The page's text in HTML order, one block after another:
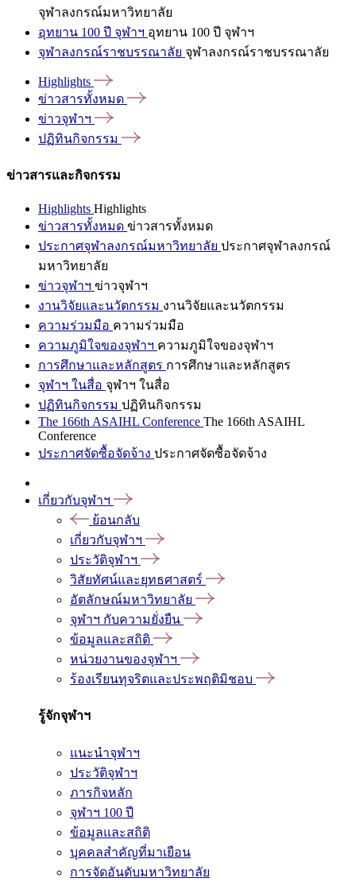
จุฬาลงกรณ์มหาวิทยาลัย
อุทยาน 100 ปี จุฬาฯ อุทยาน 100 ปี จุฬาฯ
จุฬาลงกรณ์ราชบรรณาลัย จุฬาลงกรณ์ราชบรรณาลัย
Highlights
ข่าวสารทั้งหมด
ข่าวจุฬาฯ
ปฏิทินกิจกรรม
ข่าวสารและกิจกรรม
Highlights Highlights
ข่าวสารทั้งหมด ข่าวสารทั้งหมด
ประกาศจุฬาลงกรณ์มหาวิทยาลัย ประกาศจุฬาลงกรณ์
มหาวิทยาลัย
ข่าวจุฬาฯ ข่าวจุฬาฯ
งานวิจัยและนวัตกรรม งานวิจัยและนวัตกรรม
ความร่วมมือ ความร่วมมือ
ความภูมิใจของจุฬาฯ ความภูมิใจของจุฬาฯ
การศึกษาและหลักสูตร การศึกษาและหลักสูตร
จุฬาฯ ในสื่อ จุฬาฯ ในสื่อ
ปฏิทินกิจกรรม ปฏิทินกิจกรรม
The 166th ASAIHL Conference The 166th ASAIHL
Conference
ประกาศจัดซื้อจัดจ้าง ประกาศจัดซื้อจัดจ้าง
เกี่ยวกับจุฬาฯ
ย้อนกลับ
เกี่ยวกับจุฬาฯ
ประวัติจุฬาฯ
วิสัยทัศน์และยุทธศาสตร์
อัตลักษณ์มหาวิทยาลัย
จุฬาฯ กับความยั่งยืน
ข้อมูลและสถิติ
หน่วยงานของจุฬาฯ
ร้องเรียนทุจริตและประพฤติมิชอบ
รู้จักจุฬาฯ
แนะนำจุฬาฯ
ประวัติจุฬาฯ
ภารกิจหลัก
จุฬาฯ 100 ปี
ข้อมูลและสถิติ
บุคคลสำคัญที่มาเยือน
การจัดอันดับมหาวิทยาลัย